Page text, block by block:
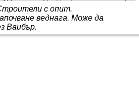
с опит.
веднага. Може да
Ваибър.